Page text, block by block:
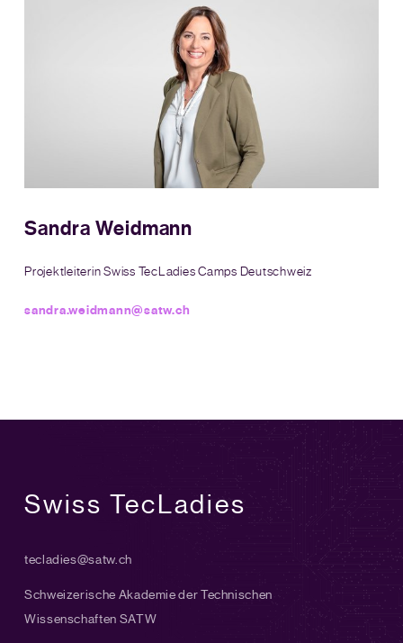
Sandra Weidmann
Projektleiterin Swiss TecLadies Camps Deutschweiz
sandra.weidmann@satw.ch
Swiss TecLadies
tecladies@satw.ch
Schweizerische Akademie der Technischen
Wissenschaften SATW